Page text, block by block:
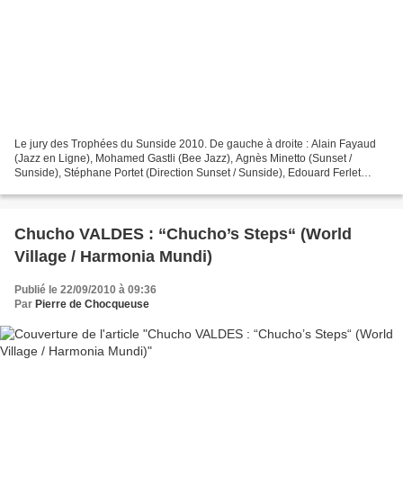
Le jury des Trophées du Sunside 2010. De gauche à droite : Alain Fayaud
(Jazz en Ligne), Mohamed Gastli (Bee Jazz), Agnès Minetto (Sunset /
Sunside), Stéphane Portet (Direction Sunset / Sunside), Edouard Ferlet
Chucho VALDES : “Chucho’s Steps“ (World
Village / Harmonia Mundi)
Publié le 22/09/2010 à 09:36
Par Pierre de Chocqueuse